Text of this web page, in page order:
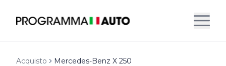
Acquisto Mercedes-Benz X 250